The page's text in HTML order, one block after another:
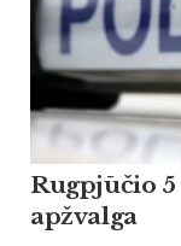
Rugpjūčio
apžvalga